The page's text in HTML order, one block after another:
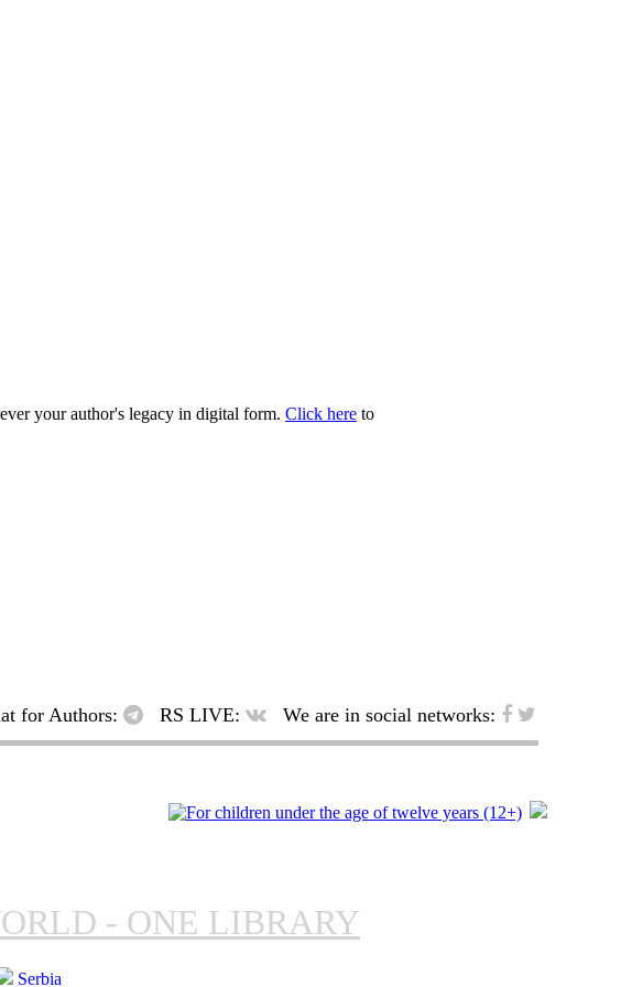
your author's legacy in digital form. Click here to
for Authors: RS LIVE: We are in social networks:
- ONE LIBRARY
Serbia